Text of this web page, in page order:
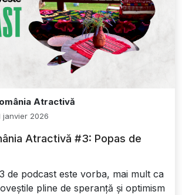
Atractivă
janvier 2026
Atractivă #3: Popas de
de podcast este vorba, mai mult ca
pline de speranță și optimism